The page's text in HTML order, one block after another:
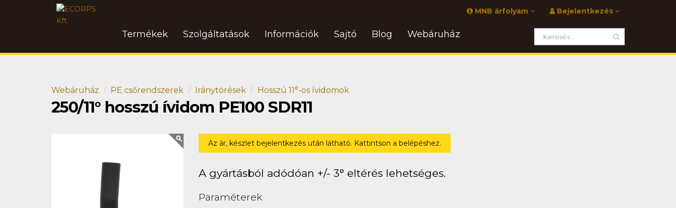
Bejelentkezés
MNB árfolyam
Termékek Szolgáltatások Információk Sajtó Blog Webáruház
Webáruház PE csőrendszerek Iránytörések Hosszú 11°-os ívidomok
250/11° hosszú ívidom PE100 SDR11
Az ár, készlet bejelentkezés után látható. Kattintson a belépéshez.
A gyártásból adódóan +/- 3° eltérés lehetséges.
Paraméterek